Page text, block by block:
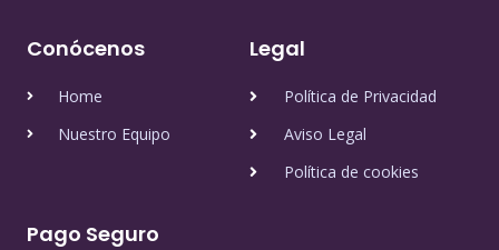
Conócenos
Home
Nuestro Equipo
Legal
Política de Privacidad
Aviso Legal
Política de cookies
Pago Seguro